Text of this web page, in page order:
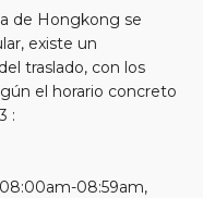
de Hongkong se
existe un
traslado, con los
el horario concreto
:
08:59am,